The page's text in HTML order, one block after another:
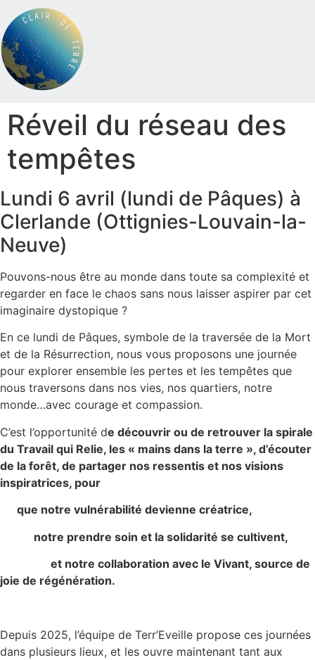
Réveil du réseau des
tempêtes
Lundi 6 avril (lundi de Pâques) à
Clerlande (Ottignies-Louvain-la-
Neuve)
Pouvons-nous être au monde dans toute sa complexité et
regarder en face le chaos sans nous laisser aspirer par cet
imaginaire dystopique ?
En ce lundi de Pâques, symbole de la traversée de la Mort
et de la Résurrection, nous vous proposons une journée
pour explorer ensemble les pertes et les tempêtes que
nous traversons dans nos vies, nos quartiers, notre
monde…avec courage et compassion.
C’est l’opportunité de découvrir ou de retrouver la spirale
du Travail qui Relie, les « mains dans la terre », d’écouter
de la forêt, de partager nos ressentis et nos visions
inspiratrices, pour
que notre vulnérabilité devienne créatrice,
notre prendre soin et la solidarité se cultivent,
et notre collaboration avec le Vivant, source de
joie de régénération.
Depuis 2025, l’équipe de Terr’Eveille propose ces journées
dans plusieurs lieux, et les ouvre maintenant tant aux